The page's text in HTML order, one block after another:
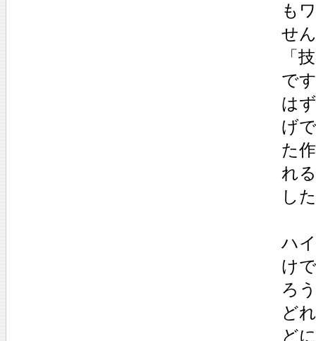
も
せ
「
で
は
げ
た
れ
し
ハ
け
ろ
ど
ど